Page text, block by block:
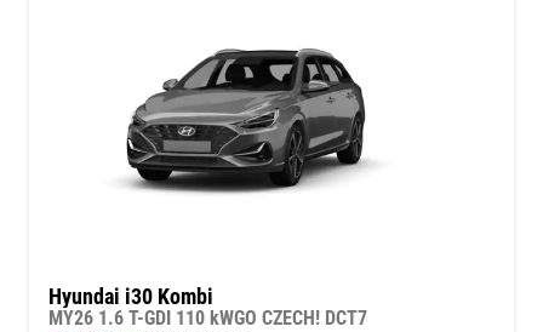
Hyundai i30 Kombi
MY26 1.6 T-GDI 110 kWGO CZECH! DCT7